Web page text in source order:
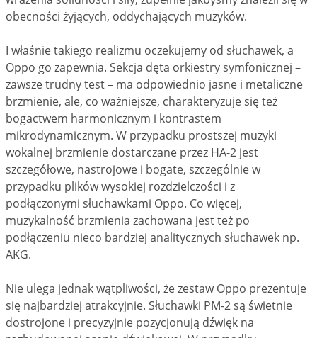
obecności żyjących, oddychających muzyków.
I właśnie takiego realizmu oczekujemy od słuchawek, a
Oppo go zapewnia. Sekcja dęta orkiestry symfonicznej –
zawsze trudny test – ma odpowiednio jasne i metaliczne
brzmienie, ale, co ważniejsze, charakteryzuje się też
bogactwem harmonicznym i kontrastem
mikrodynamicznym. W przypadku prostszej muzyki
wokalnej brzmienie dostarczane przez HA-2 jest
szczegółowe, nastrojowe i bogate, szczególnie w
przypadku plików wysokiej rozdzielczości i z
podłączonymi słuchawkami Oppo. Co więcej,
muzykalność brzmienia zachowana jest też po
podłączeniu nieco bardziej analitycznych słuchawek np.
AKG.
Nie ulega jednak wątpliwości, że zestaw Oppo prezentuje
się najbardziej atrakcyjnie. Słuchawki PM-2 są świetnie
dostrojone i precyzyjnie pozycjonują dźwięk na